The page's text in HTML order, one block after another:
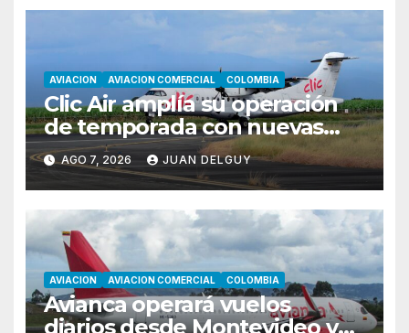
AVIACION AVIACION COMERCIAL COLOMBIA
Clic Air amplía su operación
de temporada con nuevas
rutas hacia Cartagena y Tolú
AGO 7, 2026 JUAN DELGUY
AVIACION AVIACION COMERCIAL COLOMBIA
Avianca operará vuelos
diarios desde Montevideo y